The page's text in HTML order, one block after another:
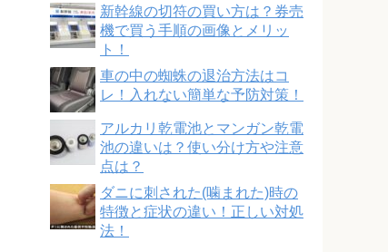
新幹線の切符の買い方は？券売
機で買う手順の画像とメリッ
ト！
車の中の蜘蛛の退治方法はコ
レ！入れない簡単な予防対策！
アルカリ乾電池とマンガン乾電
池の違いは？使い分け方や注意
点は？
ダニに刺された(噛まれた)時の
特徴と症状の違い！正しい対処
法！